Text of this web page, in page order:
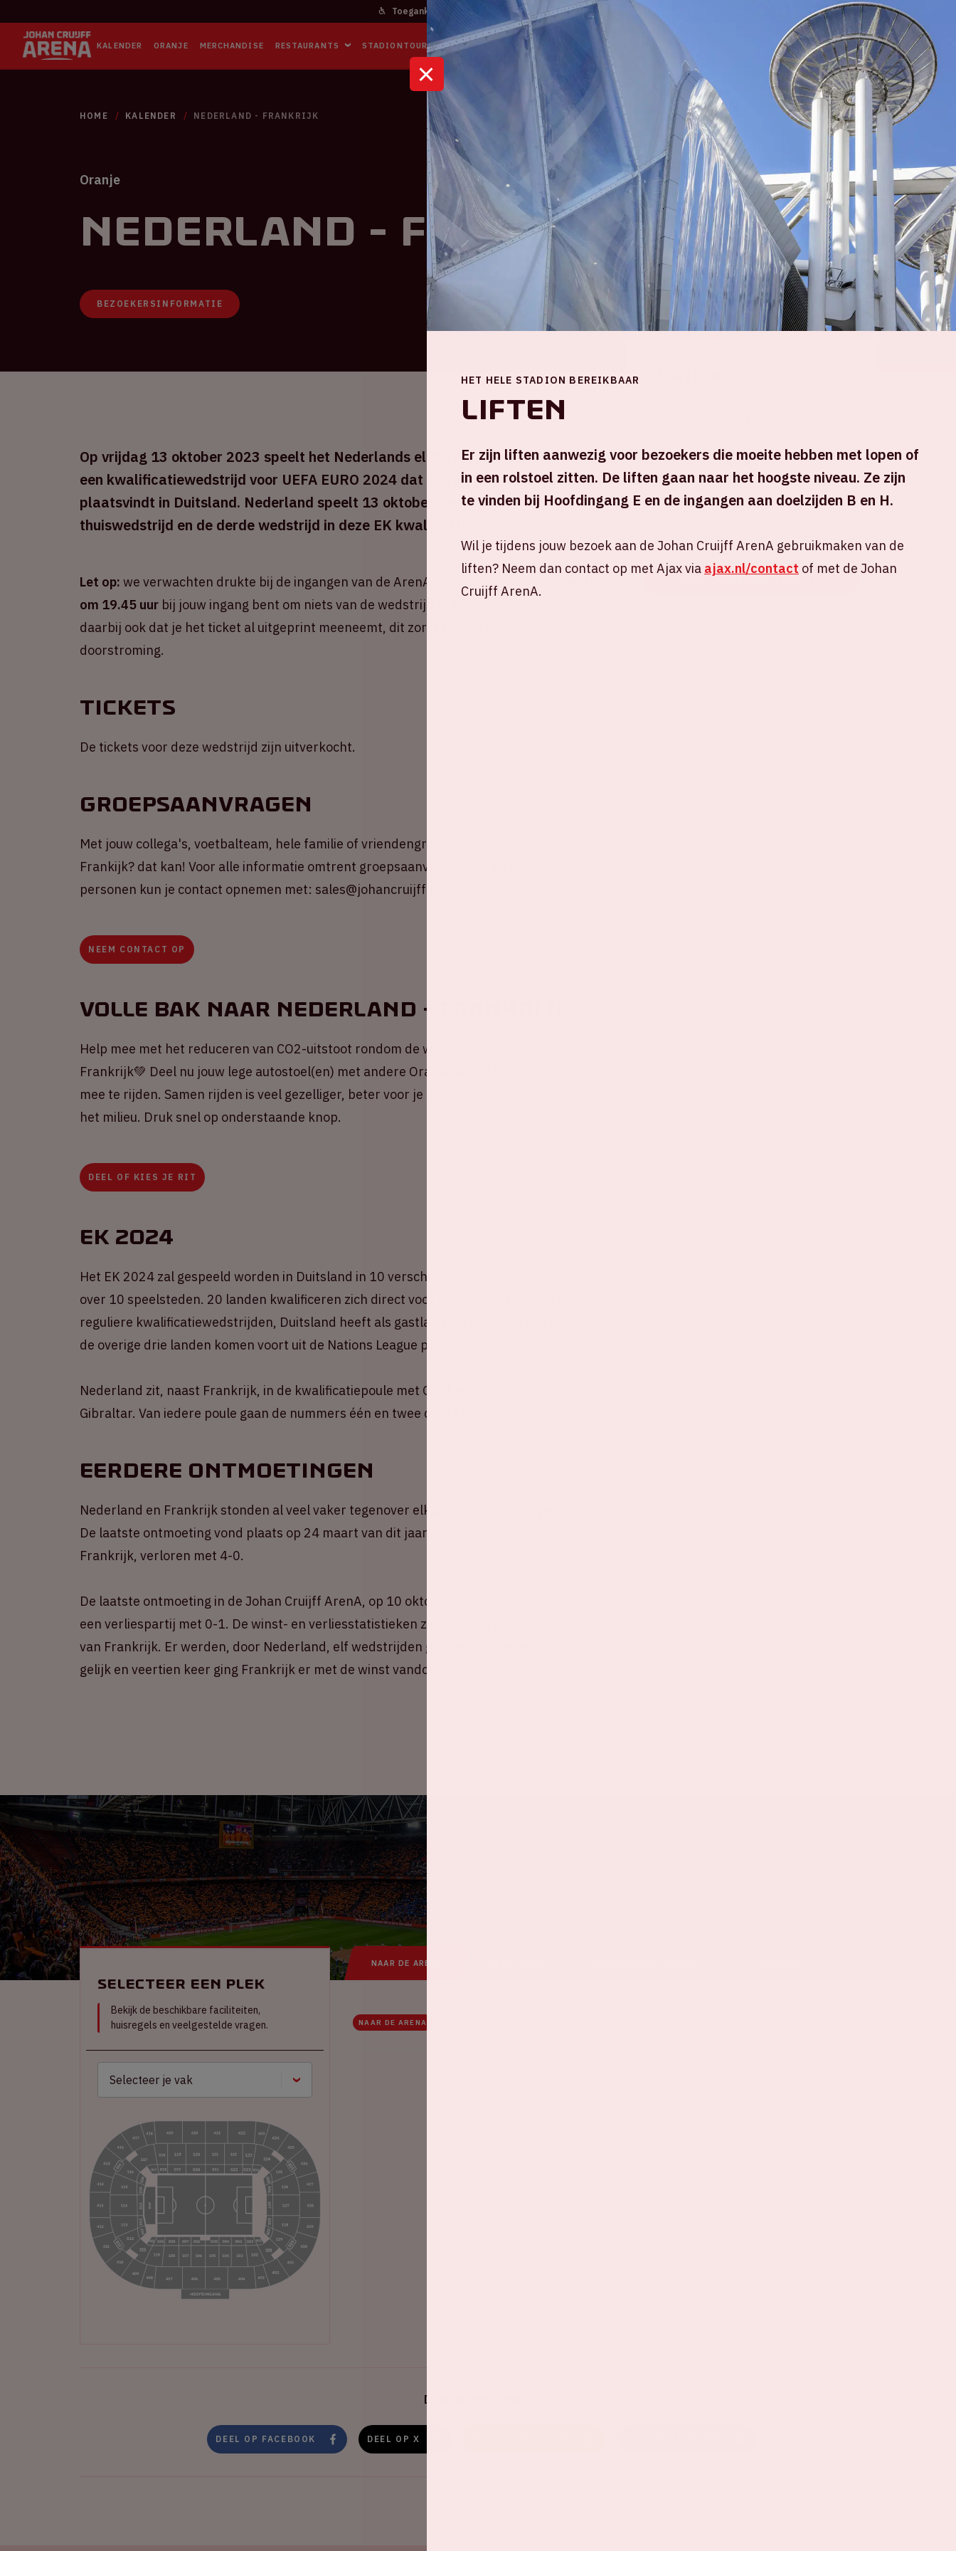
Toegankelijkheid Bereikbaarheid In het stadion Inloggen ArenA portaal
KALENDER ORANJE MERCHANDISE RESTAURANTS STADIONTOURS NAAR DE ARENA BUSINESS EVENTS OVER ONS ZOEKEN
HOME KALENDER NEDERLAND - FRANKRIJK
Oranje
Nederland - Frankrijk
BEZOEKERSINFORMATIE
Op vrijdag 13 oktober 2023 speelt het Nederlands elftal tegen Frankrijk. Dit is
een kwalificatiewedstrijd voor UEFA EURO 2024 dat van 14 juni tot 14 juli 2024
plaatsvindt in Duitsland. Nederland speelt 13 oktober de tweede
thuiswedstrijd en de derde wedstrijd in deze EK kwalificatie.
Let op: we verwachten drukte bij de ingangen van de ArenA. Zorg daarom dat je
om 19.45 uur bij jouw ingang bent om niets van de wedstrijd te hoeven missen. Zorg
daarbij ook dat je het ticket al uitgeprint meeneemt, dit zorgt voor een betere
doorstroming.
Tickets
De tickets voor deze wedstrijd zijn uitverkocht.
Groepsaanvragen
Met jouw collega's, voetbalteam, hele familie of vriendengroep naar Nederland -
Frankijk? dat kan! Voor alle informatie omtrent groepsaanvragen van 10 tot 70
personen kun je contact opnemen met: sales@johancruijffarena.nl
NEEM CONTACT OP
Volle Bak naar Nederland - Frankrijk
Help mee met het reduceren van CO2-uitstoot rondom de wedstrijd Nederland -
Frankrijk💚 Deel nu jouw lege autostoel(en) met andere Oranjefans of kies een rit uit om
mee te rijden. Samen rijden is veel gezelliger, beter voor je portemonnee én natuurlijk
het milieu. Druk snel op onderstaande knop.
DEEL OF KIES JE RIT
EK 2024
Het EK 2024 zal gespeeld worden in Duitsland in 10 verschillende stadions, verdeeld
over 10 speelsteden. 20 landen kwalificeren zich direct voor het eindtoernooi via de
reguliere kwalificatiewedstrijden, Duitsland heeft als gastland automatisch een ticket en
de overige drie landen komen voort uit de Nations League play-offs.
Nederland zit, naast Frankrijk, in de kwalificatiepoule met Griekenland, Ierland en
Gibraltar. Van iedere poule gaan de nummers één en twee direct door.
Eerdere ontmoetingen
Nederland en Frankrijk stonden al veel vaker tegenover elkaar in diverse competities.
De laatste ontmoeting vond plaats op 24 maart van dit jaar. De wedstrijd ging toen, in
Frankrijk, verloren met 4-0.
De laatste ontmoeting in de Johan Cruijff ArenA, op 10 oktober 2016, eindigde ook in
een verliespartij met 0-1. De winst- en verliesstatistieken zijn sowieso in het voordeel
van Frankrijk. Er werden, door Nederland, elf wedstrijden gewonnen, vier eindigden
gelijk en veertien keer ging Frankrijk er met de winst vandoor.
Johan Cruijff ArenA
18.45 uur | stadion open
20.45 uur | start wedstrijd
NAAR DE ARENA
NAAR DE ARENA
Selecteer een plek
Bekijk de beschikbare faciliteiten,
huisregels en veelgestelde vragen.
Deel dit evenement
DEEL OP FACEBOOK DEEL OP X
HET HELE STADION BEREIKBAAR
Liften
Er zijn liften aanwezig voor bezoekers die moeite hebben met lopen of
in een rolstoel zitten. De liften gaan naar het hoogste niveau. Ze zijn
te vinden bij Hoofdingang E en de ingangen aan doelzijden B en H.
Wil je tijdens jouw bezoek aan de Johan Cruijff ArenA gebruikmaken van de
liften? Neem dan contact op met Ajax via ajax.nl/contact of met de Johan
Cruijff ArenA.